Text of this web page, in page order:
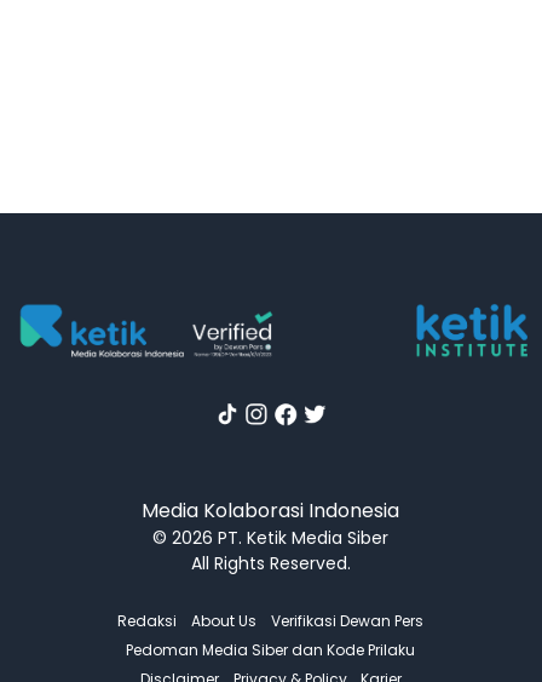
Media Kolaborasi Indonesia
© 2026 PT. Ketik Media Siber
All Rights Reserved.
Redaksi About Us
Verifikasi Dewan Pers
Pedoman Media Siber dan Kode Prilaku